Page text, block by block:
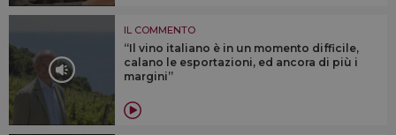
IL COMMENTO
“Il vino italiano è in un momento difficile,
calano le esportazioni, ed ancora di più i
margini”